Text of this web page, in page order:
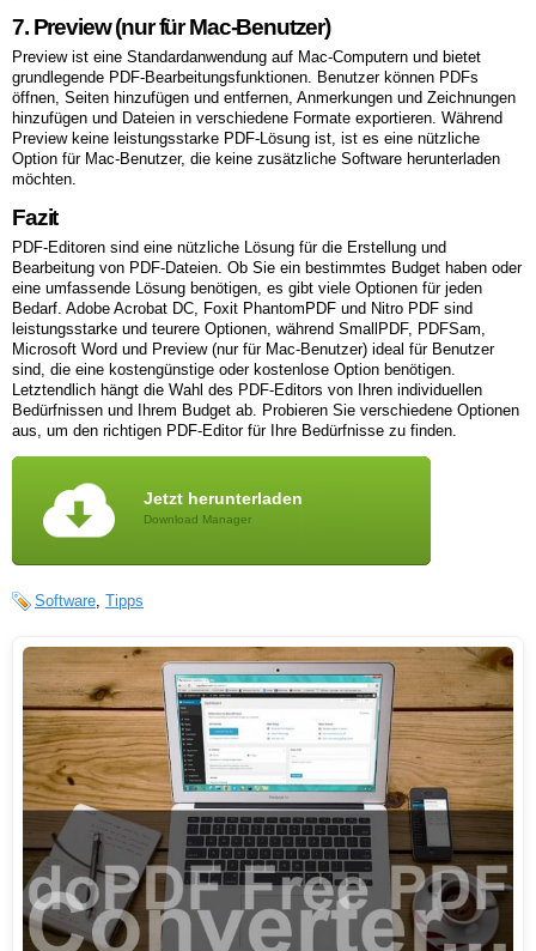
7. Preview (nur für Mac-Benutzer)
Preview ist eine Standardanwendung auf Mac-Computern und bietet
grundlegende PDF-Bearbeitungsfunktionen. Benutzer können PDFs
öffnen, Seiten hinzufügen und entfernen, Anmerkungen und Zeichnungen
hinzufügen und Dateien in verschiedene Formate exportieren. Während
Preview keine leistungsstarke PDF-Lösung ist, ist es eine nützliche
Option für Mac-Benutzer, die keine zusätzliche Software herunterladen
möchten.
Fazit
PDF-Editoren sind eine nützliche Lösung für die Erstellung und
Bearbeitung von PDF-Dateien. Ob Sie ein bestimmtes Budget haben oder
eine umfassende Lösung benötigen, es gibt viele Optionen für jeden
Bedarf. Adobe Acrobat DC, Foxit PhantomPDF und Nitro PDF sind
leistungsstarke und teurere Optionen, während SmallPDF, PDFSam,
Microsoft Word und Preview (nur für Mac-Benutzer) ideal für Benutzer
sind, die eine kostengünstige oder kostenlose Option benötigen.
Letztendlich hängt die Wahl des PDF-Editors von Ihren individuellen
Bedürfnissen und Ihrem Budget ab. Probieren Sie verschiedene Optionen
aus, um den richtigen PDF-Editor für Ihre Bedürfnisse zu finden.
Jetzt herunterladen
Download Manager
Software Tipps